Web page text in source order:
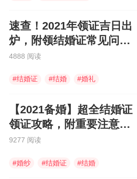
速查！2021年领证吉日出
炉，附领结婚证常见问
题！
4888 阅读
#结婚证 #结婚 #婚礼
【2021备婚】超全结婚证
领证攻略，附重要注意事
项！
9277 阅读
#婚纱 #结婚证 #结婚